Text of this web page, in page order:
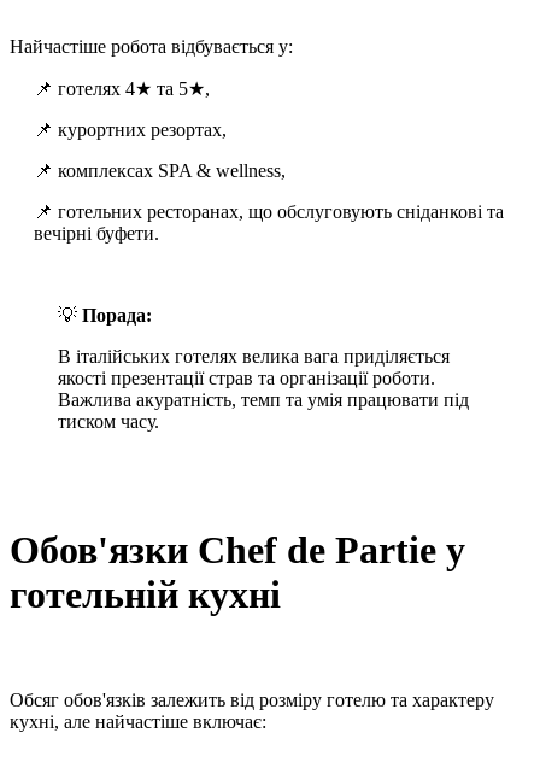
Найчастіше робота відбувається у:
📌 готелях 4★ та 5★,
📌 курортних резортах,
📌 комплексах SPA & wellness,
📌 готельних ресторанах, що обслуговують сніданкові та
вечірні буфети.
💡 Порада:
В італійських готелях велика вага приділяється
якості презентації страв та організації роботи.
Важлива акуратність, темп та умія працювати під
тиском часу.
Обов'язки Chef de Partie у
готельній кухні
Обсяг обов'язків залежить від розміру готелю та характеру
кухні, але найчастіше включає: